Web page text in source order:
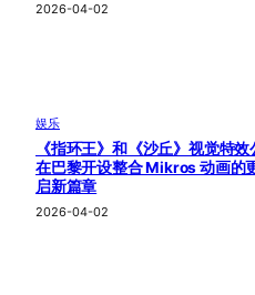
2026-04-02
娱乐
《指环王》和《沙丘》视觉特
在巴黎开设整合 Mikros 动画的
启新篇章
2026-04-02